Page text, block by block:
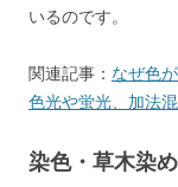
いるのです。
関連記事： なぜ色
色光や蛍光、加法
染色・草木染